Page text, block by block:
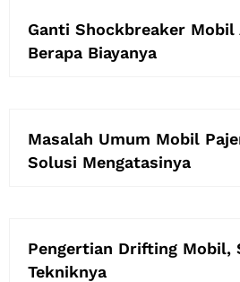
Ganti Shockbreaker Mobil
Berapa Biayanya
Masalah Umum Mobil
Solusi Mengatasinya
Pengertian Drifting Mobil,
Tekniknya